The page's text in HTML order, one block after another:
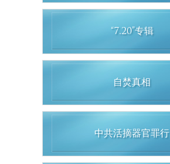
“7.20”专辑
自焚真相
中共活摘器官罪行